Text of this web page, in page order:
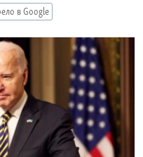
в Google